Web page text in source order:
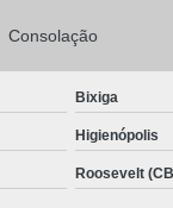
Conserto
Assistencia
Conserto de
Conserto
Consolação
Bixiga
Higienópolis
Roosevelt